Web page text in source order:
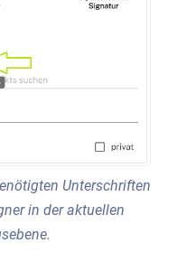
Unterschriften
in der aktuellen